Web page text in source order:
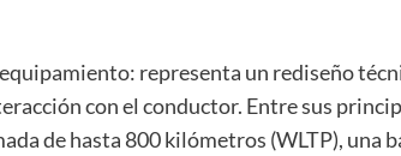
representa un rediseño
con el conductor. Entre sus
de hasta 800 kilómetros (WLTP), una